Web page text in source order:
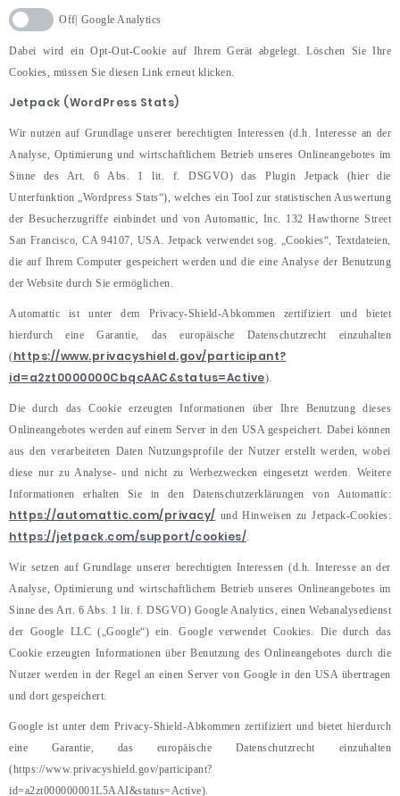
Google Analytics
Dabei wird ein Opt-Out-Cookie auf Ihrem Gerät abgelegt. Löschen Sie Ihre
Cookies, müssen Sie diesen Link erneut klicken.
Jetpack (WordPress Stats)
Wir nutzen auf Grundlage unserer berechtigten Interessen (d.h. Interesse an der
Analyse, Optimierung und wirtschaftlichem Betrieb unseres Onlineangebotes im
Sinne des Art. 6 Abs. 1 lit. f. DSGVO) das Plugin Jetpack (hier die
Unterfunktion „Wordpress Stats“), welches ein Tool zur statistischen Auswertung
der Besucherzugriffe einbindet und von Automattic, Inc. 132 Hawthorne Street
San Francisco, CA 94107, USA. Jetpack verwendet sog. „Cookies“, Textdateien,
die auf Ihrem Computer gespeichert werden und die eine Analyse der Benutzung
der Website durch Sie ermöglichen.
Automattic ist unter dem Privacy-Shield-Abkommen zertifiziert und bietet
hierdurch eine Garantie, das europäische Datenschutzrecht einzuhalten
(https://www.privacyshield.gov/participant?
id=a2zt0000000CbqcAAC&status=Active).
Die durch das Cookie erzeugten Informationen über Ihre Benutzung dieses
Onlineangebotes werden auf einem Server in den USA gespeichert. Dabei können
aus den verarbeiteten Daten Nutzungsprofile der Nutzer erstellt werden, wobei
diese nur zu Analyse- und nicht zu Werbezwecken eingesetzt werden. Weitere
Informationen erhalten Sie in den Datenschutzerklärungen von Automattic:
https://automattic.com/privacy/ und Hinweisen zu Jetpack-Cookies:
https://jetpack.com/support/cookies/.
Wir setzen auf Grundlage unserer berechtigten Interessen (d.h. Interesse an der
Analyse, Optimierung und wirtschaftlichem Betrieb unseres Onlineangebotes im
Sinne des Art. 6 Abs. 1 lit. f. DSGVO) Google Analytics, einen Webanalysedienst
der Google LLC („Google“) ein. Google verwendet Cookies. Die durch das
Cookie erzeugten Informationen über Benutzung des Onlineangebotes durch die
Nutzer werden in der Regel an einen Server von Google in den USA übertragen
und dort gespeichert.
Google ist unter dem Privacy-Shield-Abkommen zertifiziert und bietet hierdurch
eine Garantie, das europäische Datenschutzrecht einzuhalten
(https://www.privacyshield.gov/participant?
id=a2zt000000001L5AAI&status=Active).